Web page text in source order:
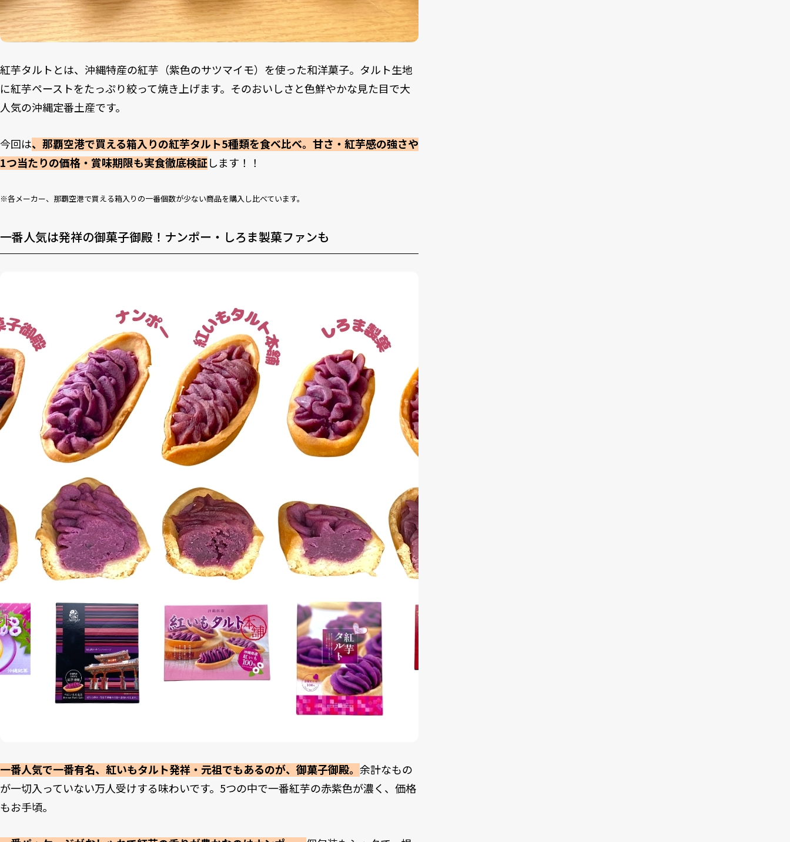
紅芋タルトとは、沖縄特産の紅芋（紫色のサツマイモ）を使った和洋菓子。タルト生地
に紅芋ペーストをたっぷり絞って焼き上げます。そのおいしさと色鮮やかな見た目で大
人気の沖縄定番土産です。
今回は、那覇空港で買える箱入りの紅芋タルト5種類を食べ比べ。甘さ・紅芋感の強さや
1つ当たりの価格・賞味期限も実食徹底検証します！！
※各メーカー、那覇空港で買える箱入りの一番個数が少ない商品を購入し比べています。
一番人気は発祥の御菓子御殿！ナンポー・しろま製菓ファンも
一番人気で一番有名、紅いもタルト発祥・元祖でもあるのが、御菓子御殿。 余計なもの
が一切入っていない万人受けする味わいです。5つの中で一番紅芋の赤紫色が濃く、価格
もお手頃。